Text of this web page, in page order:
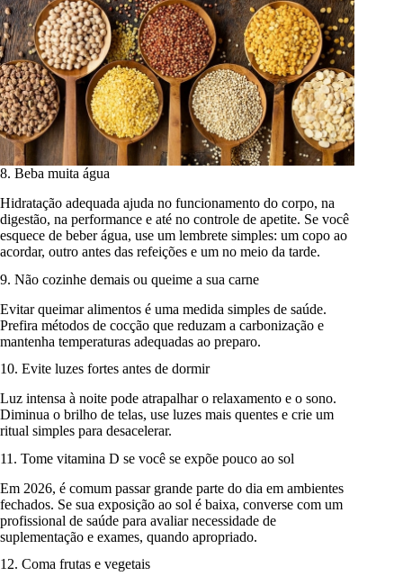
8. Beba muita água
Hidratação adequada ajuda no funcionamento do corpo, na
digestão, na performance e até no controle de apetite. Se você
esquece de beber água, use um lembrete simples: um copo ao
acordar, outro antes das refeições e um no meio da tarde.
9. Não cozinhe demais ou queime a sua carne
Evitar queimar alimentos é uma medida simples de saúde.
Prefira métodos de cocção que reduzam a carbonização e
mantenha temperaturas adequadas ao preparo.
10. Evite luzes fortes antes de dormir
Luz intensa à noite pode atrapalhar o relaxamento e o sono.
Diminua o brilho de telas, use luzes mais quentes e crie um
ritual simples para desacelerar.
11. Tome vitamina D se você se expõe pouco ao sol
Em 2026, é comum passar grande parte do dia em ambientes
fechados. Se sua exposição ao sol é baixa, converse com um
profissional de saúde para avaliar necessidade de
suplementação e exames, quando apropriado.
12. Coma frutas e vegetais